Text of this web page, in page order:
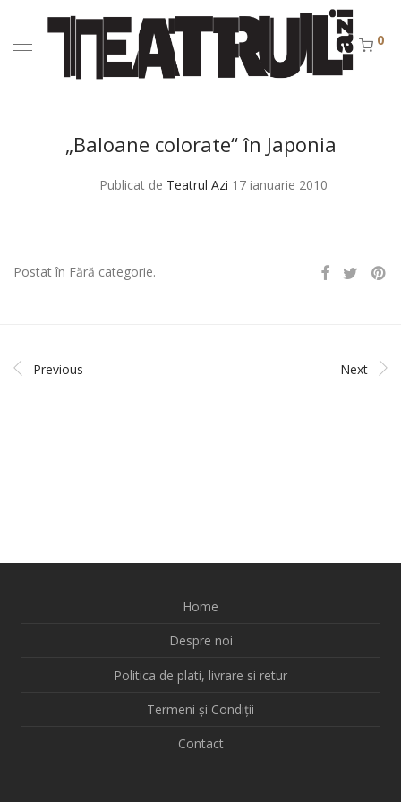
0
„Baloane colorate“ în Japonia
Publicat de Teatrul Azi 17 ianuarie 2010
Postat în Fără categorie.
Previous Next
Home
Despre noi
Politica de plati, livrare si retur
Termeni și Condiții
Contact